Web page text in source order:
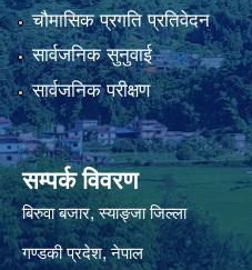
चौमासिक प्रगति प्रतिवेदन
सार्वजनिक सुनुवाई
सार्वजनिक परीक्षण
सम्पर्क विवरण
बिरुवा बजार, स्याङ्जा जिल्ला
गण्डकी प्रदेश, नेपाल